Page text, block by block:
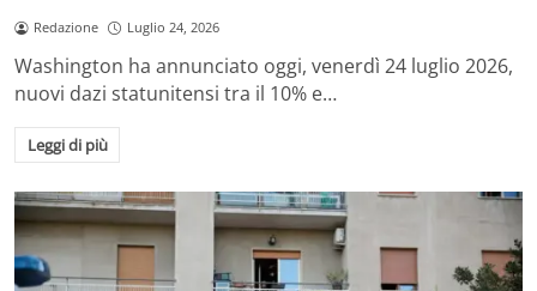
Redazione Luglio 24, 2026
Washington ha annunciato oggi, venerdì 24 luglio 2026,
nuovi dazi statunitensi tra il 10% e…
Leggi di più